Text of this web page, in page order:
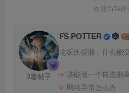
欢迎为Ta评
3篇帖子
FS POTTER
这家伙很懒，什么都
谁能做一个自选勋
网络异常怎么办